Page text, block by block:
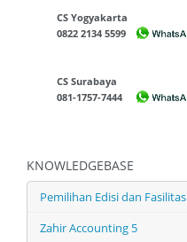
CS Yogyakarta
0822 2134 5599
CS Surabaya
081-1757-7444
KNOWLEDGEBASE
Pemilihan Edisi dan Fasilitas
Zahir Accounting 5